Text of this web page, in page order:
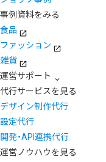
事例資料をみる
食品
ファッション
雑貨
運営サポート
代行サービスを見る
デザイン制作代行
設定代行
開発・API連携代行
運営ノウハウを見る